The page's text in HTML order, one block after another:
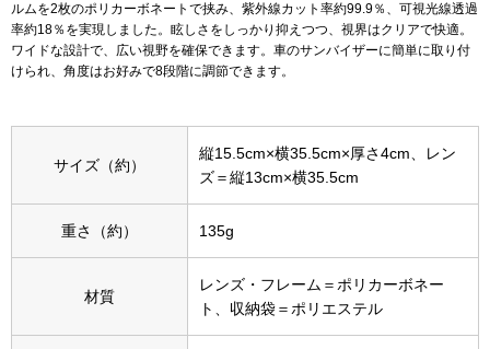
ダーウェア リュック･バッ
スーツケース
シューズ
スリップオン
ルムを2枚のポリカーボネートで挟み、紫外線カット率約99.9％、可視光線透過
率約18％を実現しました。眩しさをしっかり抑えつつ、視界はクリアで快適。
ワイドな設計で、広い視野を確保できます。車のサンバイザーに簡単に取り付
けられ、角度はお好みで8段階に調節できます。
サイズ（約）
縦15.5cm×横35.5cm×厚さ4cm、レン
ズ＝縦13cm×横35.5cm
重さ（約） 135g
材質
レンズ・フレーム＝ポリカーボネー
ト、収納袋＝ポリエステル